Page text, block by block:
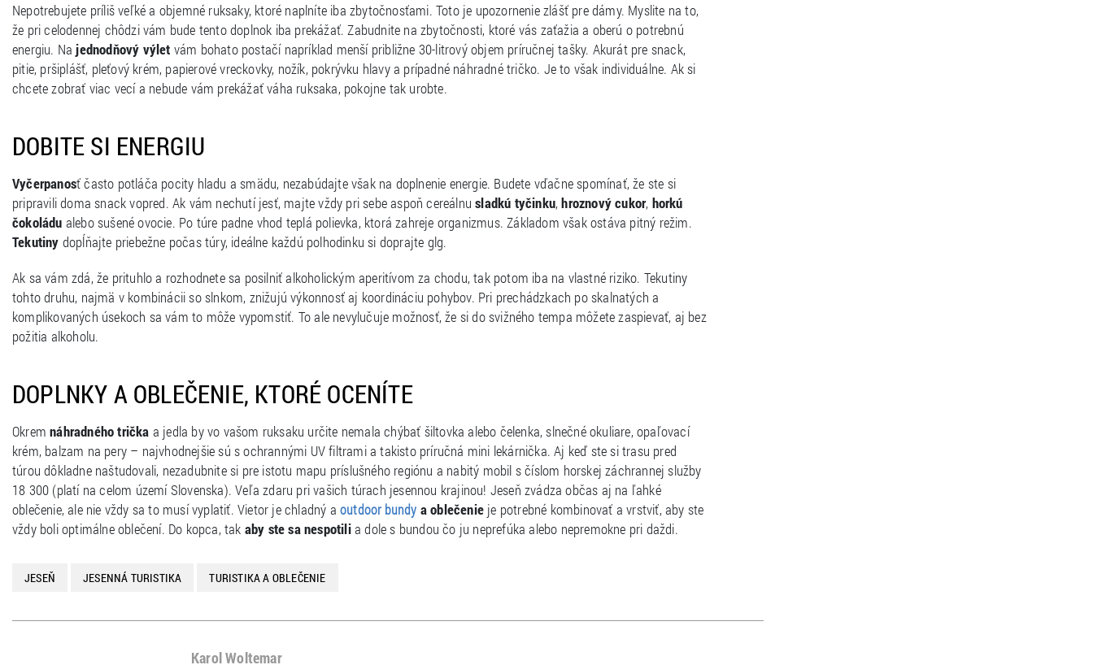
Nepotrebujete príliš veľké a objemné ruksaky, ktoré naplníte iba zbytočnosťami. Toto je upozornenie zlášť pre dámy. Myslite na to,
že pri celodennej chôdzi vám bude tento doplnok iba prekážať. Zabudnite na zbytočnosti, ktoré vás zaťažia a oberú o potrebnú
energiu. Najednodňový výlet vám bohato postačí napríklad menší približne 30-litrový objem príručnej tašky. Akurát pre snack,
pitie, pršiplášť, pleťový krém, papierové vreckovky, nožík, pokrývku hlavy a prípadné náhradné tričko. Je to však individuálne. Ak si
chcete zobrať viac vecí a nebude vám prekážať váha ruksaka, pokojne tak urobte.
DOBITE SI ENERGIU
Vyčerpanosť často potláča pocity hladu a smädu, nezabúdajte však na doplnenie energie. Budete vďačne spomínať, že ste si
pripravili doma snack vopred. Ak vám nechutí jesť, majte vždy pri sebe aspoň cereálnusladkú tyčinku,hroznový cukor, horkú
čokoládu alebo sušené ovocie. Po túre padne vhod teplá polievka, ktorá zahreje organizmus. Základom však ostáva pitný režim.
Tekutiny dopĺňajte priebežne počas túry, ideálne každú polhodinku si doprajte glg.
Ak sa vám zdá, že prituhlo a rozhodnete sa posilniť alkoholickým aperitívom za chodu, tak potom iba na vlastné riziko. Tekutiny
tohto druhu, najmä v kombinácii so slnkom, znižujú výkonnosť aj koordináciu pohybov. Pri prechádzkach po skalnatých a
komplikovaných úsekoch sa vám to môže vypomstiť. To ale nevylučuje možnosť, že si do svižného tempa môžete zaspievať, aj bez
požitia alkoholu.
DOPLNKY A OBLEČENIE, KTORÉ OCENÍTE
Okremnáhradného trička a jedla by vo vašom ruksaku určite nemala chýbať šiltovka alebo čelenka, slnečné okuliare, opaľovací
krém, balzam na pery – najvhodnejšie sú s ochrannými UV filtrami a takisto príručná mini lekárnička. Aj keď ste si trasu pred
túrou dôkladne naštudovali, nezadubnite si pre istotu mapu príslušného regiónu a nabitý mobil s číslom horskej záchrannej služby
18 300 (platí na celom území Slovenska). Veľa zdaru pri vašich túrach jesennou krajinou! Jeseň zvádza občas aj na ľahké
oblečenie, ale nie vždy sa to musí vyplatiť. Vietor je chladný aoutdoor bundy a oblečenie je potrebné kombinovať a vrstviť, aby ste
vždy boli optimálne oblečení. Do kopca, tak aby ste sa nespotilia dole s bundou čo ju neprefúka alebo nepremokne pri daždi.
JESEŇ JESENNÁ TURISTIKA TURISTIKA A OBLEČENIE
Karol Woltemar